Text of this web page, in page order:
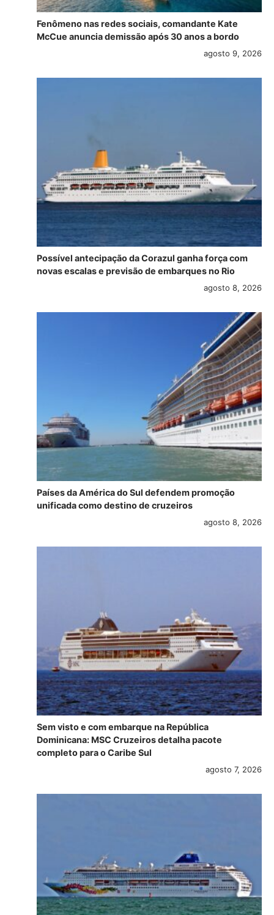
Fenômeno nas redes sociais, comandante Kate
McCue anuncia demissão após 30 anos a bordo
agosto 9, 2026
Possível antecipação da Corazul ganha força com
novas escalas e previsão de embarques no Rio
agosto 8, 2026
Países da América do Sul defendem promoção
unificada como destino de cruzeiros
agosto 8, 2026
Sem visto e com embarque na República
Dominicana: MSC Cruzeiros detalha pacote
completo para o Caribe Sul
agosto 7, 2026